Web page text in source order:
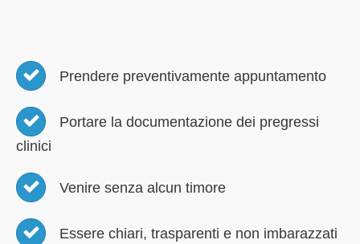
Prendere preventivamente appuntamento
Portare la documentazione dei pregressi
clinici
Venire senza alcun timore
Essere chiari, trasparenti e non imbarazzati